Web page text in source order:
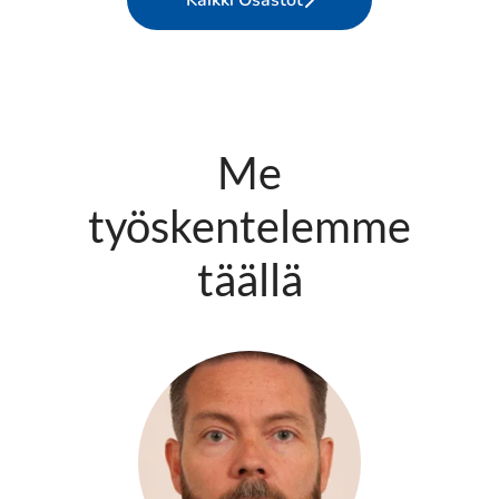
Me
työskentelemme
täällä